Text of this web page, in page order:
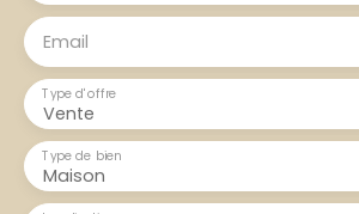
Email
Vente
Type d'offre
Maison
Type de bien